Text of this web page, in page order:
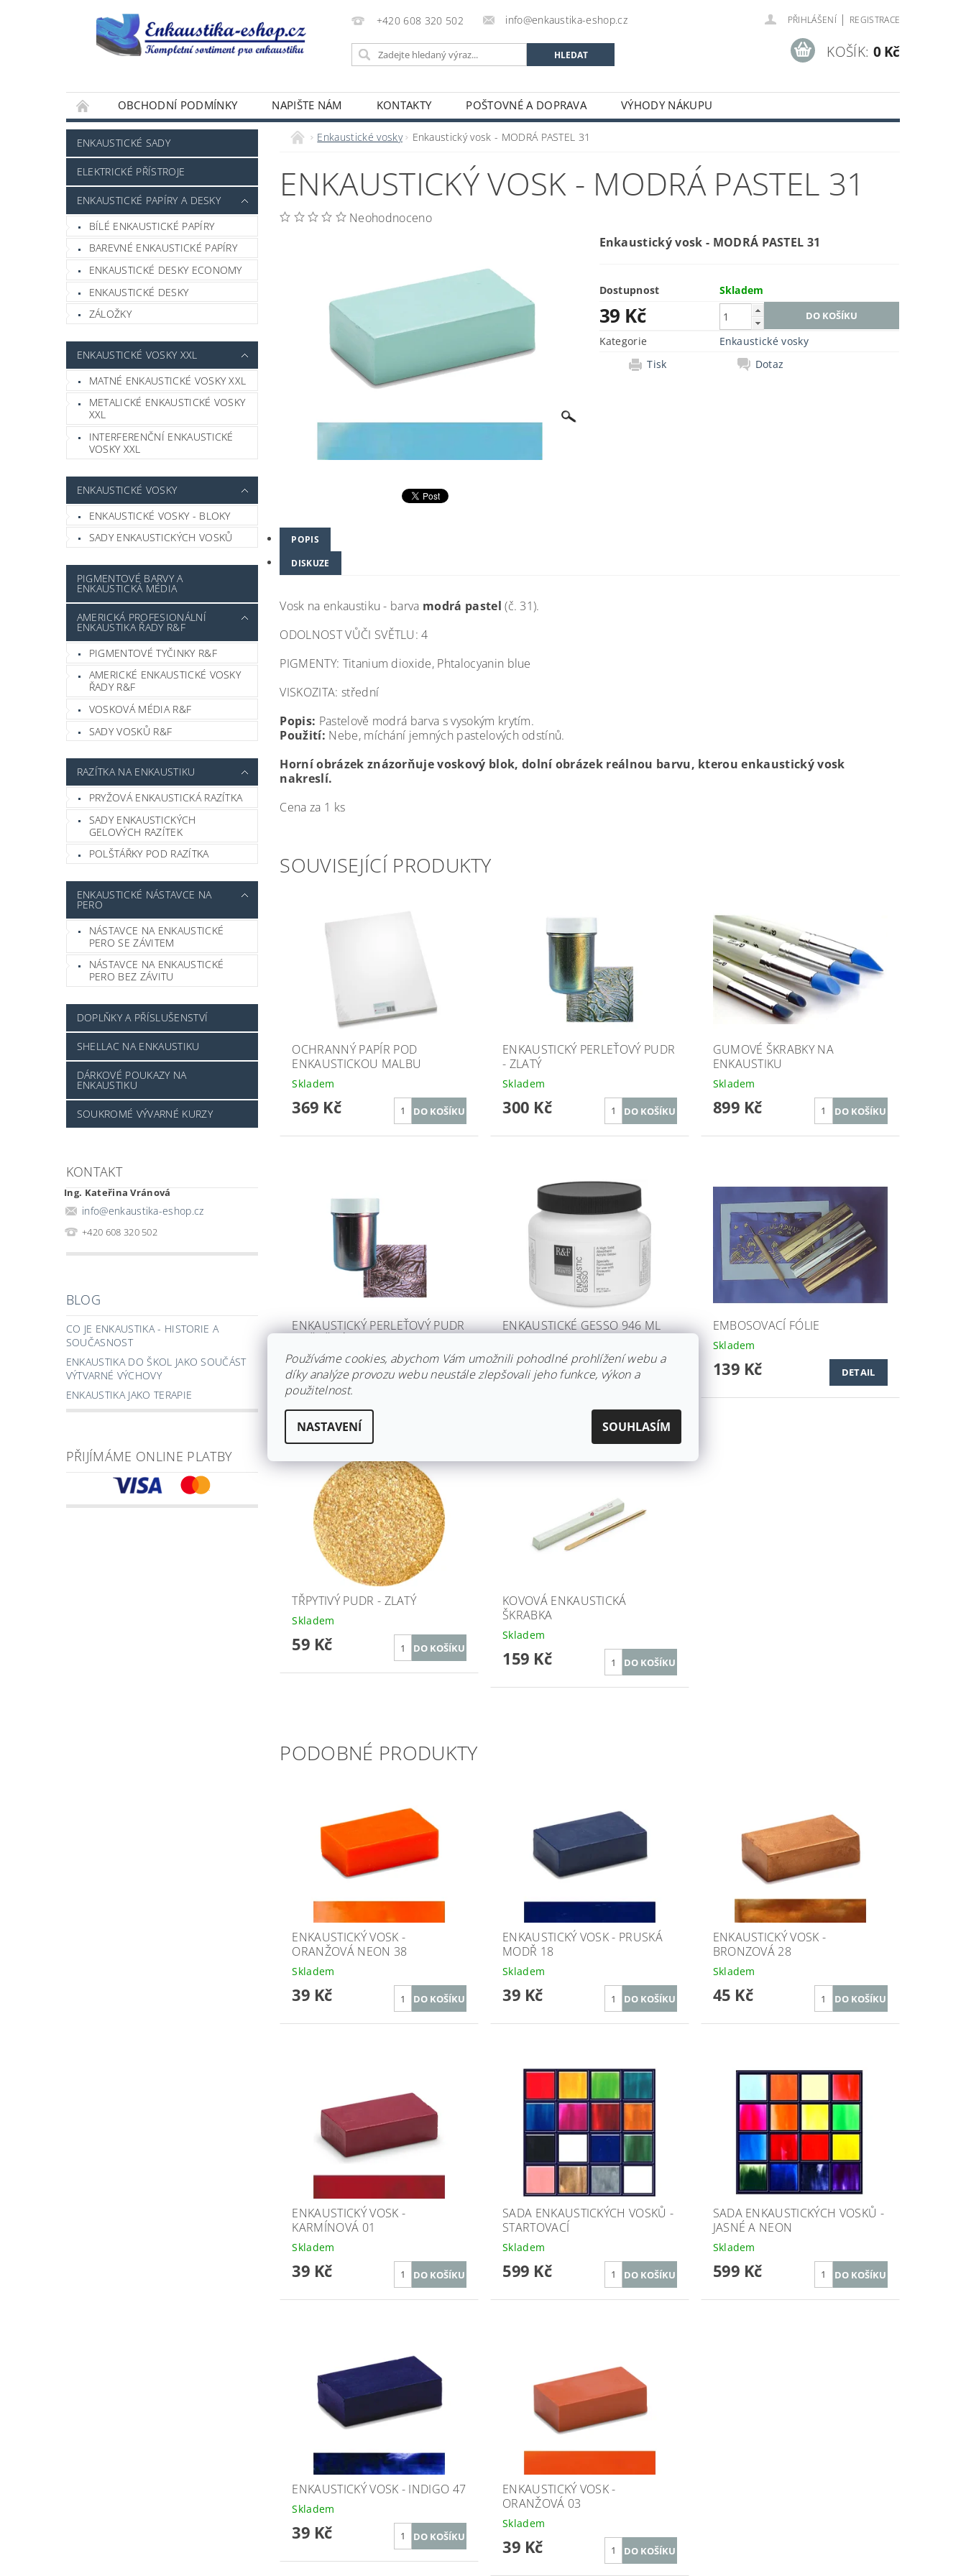
+420 608 320 502 info@enkaustika-eshop.cz PŘIHLÁŠENÍ | REGISTRACE
KOŠÍK: 0 Kč
OBCHODNÍ PODMÍNKY NAPIŠTE NÁM KONTAKTY POŠTOVNÉ A DOPRAVA VÝHODY NÁKUPU
ENKAUSTICKÉ SADY
ELEKTRICKÉ PŘÍSTROJE
ENKAUSTICKÉ PAPÍRY A DESKY
BÍLÉ ENKAUSTICKÉ PAPÍRY
BAREVNÉ ENKAUSTICKÉ PAPÍRY
ENKAUSTICKÉ DESKY ECONOMY
ENKAUSTICKÉ DESKY
ZÁLOŽKY
ENKAUSTICKÉ VOSKY XXL
MATNÉ ENKAUSTICKÉ VOSKY XXL
METALICKÉ ENKAUSTICKÉ VOSKY
XXL
INTERFERENČNÍ ENKAUSTICKÉ
VOSKY XXL
ENKAUSTICKÉ VOSKY
ENKAUSTICKÉ VOSKY - BLOKY
SADY ENKAUSTICKÝCH VOSKŮ
PIGMENTOVÉ BARVY A
ENKAUSTICKÁ MÉDIA
AMERICKÁ PROFESIONÁLNÍ
ENKAUSTIKA ŘADY R&F
PIGMENTOVÉ TYČINKY R&F
AMERICKÉ ENKAUSTICKÉ VOSKY
ŘADY R&F
VOSKOVÁ MÉDIA R&F
SADY VOSKŮ R&F
RAZÍTKA NA ENKAUSTIKU
PRYŽOVÁ ENKAUSTICKÁ RAZÍTKA
SADY ENKAUSTICKÝCH
GELOVÝCH RAZÍTEK
POLŠTÁŘKY POD RAZÍTKA
ENKAUSTICKÉ NÁSTAVCE NA
PERO
NÁSTAVCE NA ENKAUSTICKÉ
PERO SE ZÁVITEM
NÁSTAVCE NA ENKAUSTICKÉ
PERO BEZ ZÁVITU
DOPLŇKY A PŘÍSLUŠENSTVÍ
SHELLAC NA ENKAUSTIKU
DÁRKOVÉ POUKAZY NA
ENKAUSTIKU
SOUKROMÉ VÝVARNÉ KURZY
KONTAKT
Ing. Kateřina Vránová
info@enkaustika-eshop.cz
+420 608 320 502
BLOG
CO JE ENKAUSTIKA - HISTORIE A
SOUČASNOST
ENKAUSTIKA DO ŠKOL JAKO SOUČÁST
VÝTVARNÉ VÝCHOVY
ENKAUSTIKA JAKO TERAPIE
PŘIJÍMÁME ONLINE PLATBY
Enkaustické vosky Enkaustický vosk - MODRÁ PASTEL 31
ENKAUSTICKÝ VOSK - MODRÁ PASTEL 31
Neohodnoceno
Enkaustický vosk - MODRÁ PASTEL 31
Dostupnost Skladem
39 Kč
Kategorie
Enkaustické vosky
Tisk
Dotaz
POPIS
DISKUZE
Vosk na enkaustiku - barva modrá pastel (č. 31).
ODOLNOST VŮČI SVĚTLU: 4
PIGMENTY: Titanium dioxide, Phtalocyanin blue
VISKOZITA: střední
Popis: Pastelově modrá barva s vysokým krytím.
Použití: Nebe, míchání jemných pastelových odstínů.
Horní obrázek znázorňuje voskový blok, dolní obrázek reálnou barvu, kterou enkaustický vosk
nakreslí.
Cena za 1 ks
SOUVISEJÍCÍ PRODUKTY
OCHRANNÝ PAPÍR POD
ENKAUSTICKOU MALBU
Skladem
369 Kč
ENKAUSTICKÝ PERLEŤOVÝ PUDR
- ZLATÝ
Skladem
300 Kč
GUMOVÉ ŠKRABKY NA
ENKAUSTIKU
Skladem
899 Kč
ENKAUSTICKÝ PERLEŤOVÝ PUDR
Skladem
300 Kč
ENKAUSTICKÉ GESSO 946 ML
2 289 Kč
EMBOSOVACÍ FÓLIE
Skladem
139 Kč DETAIL
TŘPYTIVÝ PUDR - ZLATÝ
Skladem
59 Kč
KOVOVÁ ENKAUSTICKÁ
ŠKRABKA
Skladem
159 Kč
PODOBNÉ PRODUKTY
ENKAUSTICKÝ VOSK -
ORANŽOVÁ NEON 38
Skladem
39 Kč
ENKAUSTICKÝ VOSK - PRUSKÁ
MODŘ 18
Skladem
39 Kč
ENKAUSTICKÝ VOSK -
BRONZOVÁ 28
Skladem
45 Kč
ENKAUSTICKÝ VOSK -
KARMÍNOVÁ 01
Skladem
39 Kč
SADA ENKAUSTICKÝCH VOSKŮ -
STARTOVACÍ
Skladem
599 Kč
SADA ENKAUSTICKÝCH VOSKŮ -
JASNÉ A NEON
Skladem
599 Kč
ENKAUSTICKÝ VOSK - INDIGO 47
Skladem
39 Kč
ENKAUSTICKÝ VOSK -
ORANŽOVÁ 03
Skladem
39 Kč
Používáme cookies, abychom Vám umožnili pohodlné prohlížení webu a
díky analýze provozu webu neustále zlepšovali jeho funkce, výkon a
použitelnost.
NASTAVENÍ SOUHLASÍM